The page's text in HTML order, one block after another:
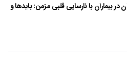
در بیماران با نارسایی قلبی مزمن: بایدها و